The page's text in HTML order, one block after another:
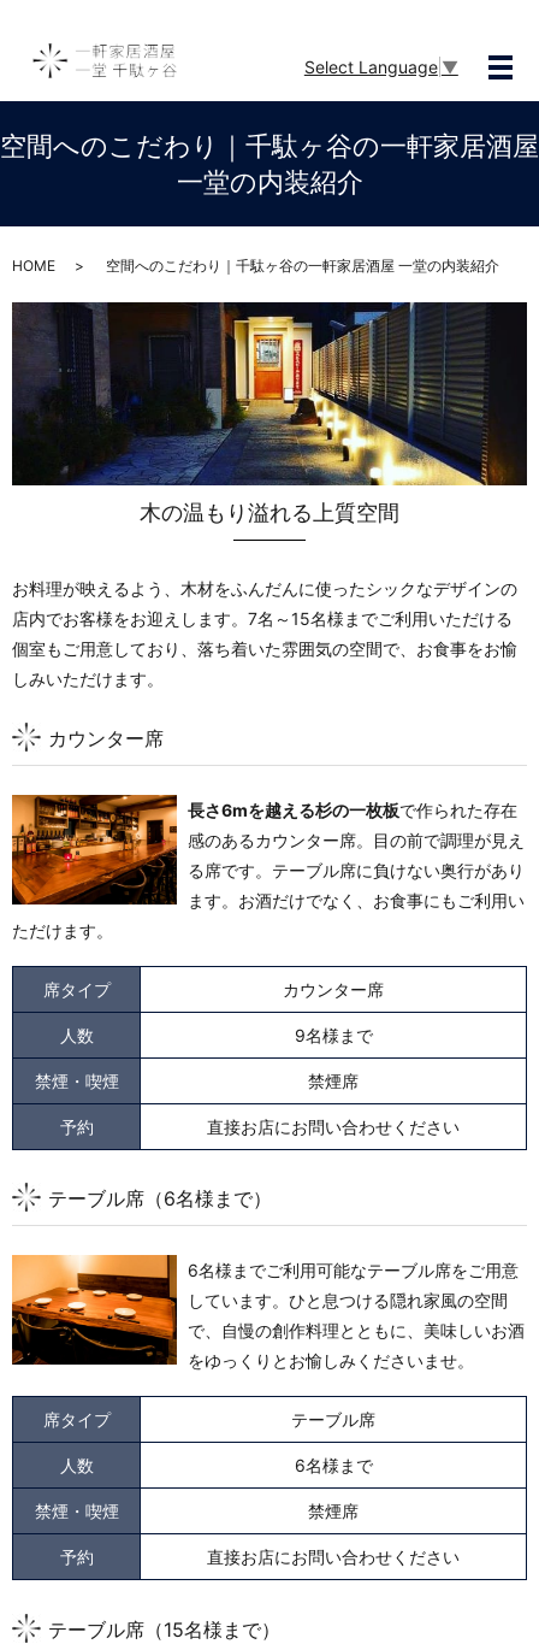
Select Language ▼ メ
空間へのこだわり｜千駄ヶ谷の一軒家居酒屋
一堂の内装紹介
HOME 空間へのこだわり｜千駄ヶ谷の一軒家居酒屋 一堂の内装紹介
木の温もり溢れる上質空間
お料理が映えるよう、木材をふんだんに使ったシックなデザインの
店内でお客様をお迎えします。7名～15名様までご利用いただける
個室もご用意しており、落ち着いた雰囲気の空間で、お食事をお愉
しみいただけます。
カウンター席
長さ6mを越える杉の一枚板で作られた存在
感のあるカウンター席。目の前で調理が見え
る席です。 テーブル席に負けない奥行があり
ます。 お酒だけでなく、お食事にもご利用い
ただけます。
席タイプ カウンター席
人数 9名様まで
禁煙・喫煙 禁煙席
予約 直接お店にお問い合わせください
テーブル席（6名様まで）
6名様までご利用可能なテーブル席をご用意
しています。 ひと息つける隠れ家風の空間
で、自慢の創作料理とともに、美味しいお酒
をゆっくりとお愉しみくださいませ。
席タイプ テーブル席
人数 6名様まで
禁煙・喫煙 禁煙席
予約 直接お店にお問い合わせください
テーブル席（15名様まで）